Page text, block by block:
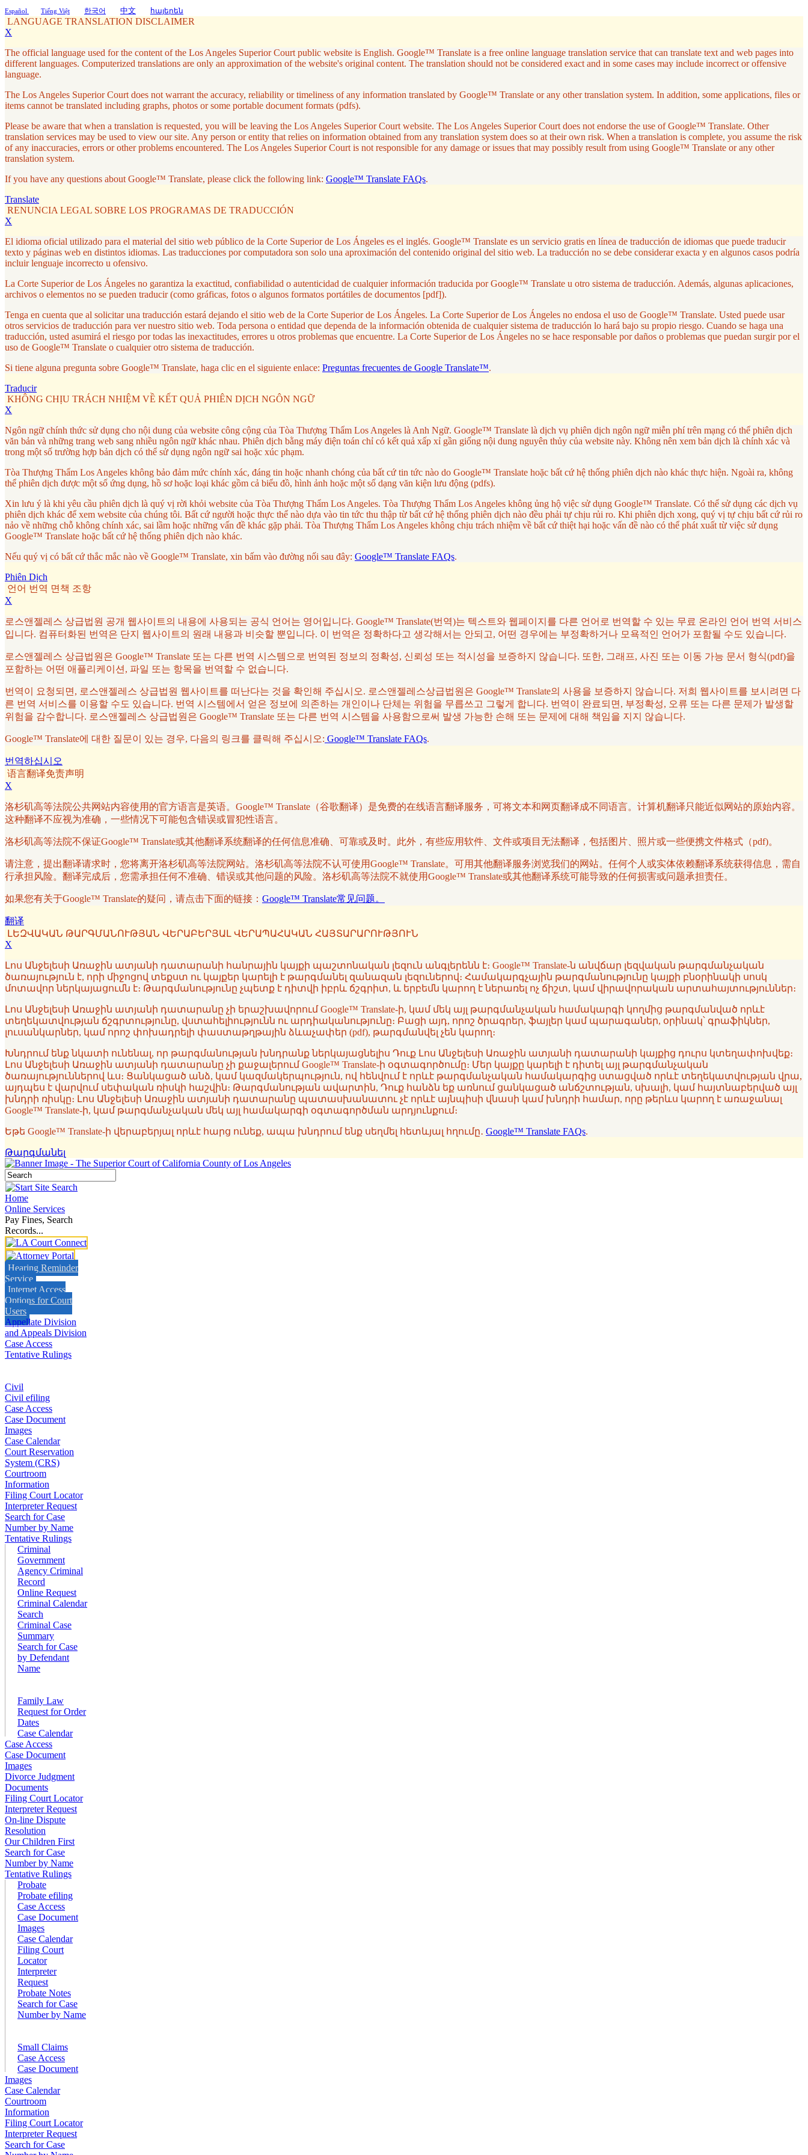
Español Tiếng Việt 한국어 中文 հայերեն
LANGUAGE TRANSLATION DISCLAIMER
X
The official language used for the content of the Los Angeles Superior Court public website is English. Google™ Translate is a free online language translation service that can translate text and web pages into
different languages. Computerized translations are only an approximation of the website's original content. The translation should not be considered exact and in some cases may include incorrect or offensive
language.
The Los Angeles Superior Court does not warrant the accuracy, reliability or timeliness of any information translated by Google™ Translate or any other translation system. In addition, some applications, files or
items cannot be translated including graphs, photos or some portable document formats (pdfs).
Please be aware that when a translation is requested, you will be leaving the Los Angeles Superior Court website. The Los Angeles Superior Court does not endorse the use of Google™ Translate. Other
translation services may be used to view our site. Any person or entity that relies on information obtained from any translation system does so at their own risk. When a translation is complete, you assume the risk
of any inaccuracies, errors or other problems encountered. The Los Angeles Superior Court is not responsible for any damage or issues that may possibly result from using Google™ Translate or any other
translation system.
If you have any questions about Google™ Translate, please click the following link: Google™ Translate FAQs.
Translate
RENUNCIA LEGAL SOBRE LOS PROGRAMAS DE TRADUCCIÓN
X
El idioma oficial utilizado para el material del sitio web público de la Corte Superior de Los Ángeles es el inglés. Google™ Translate es un servicio gratis en línea de traducción de idiomas que puede traducir
texto y páginas web en distintos idiomas. Las traducciones por computadora son solo una aproximación del contenido original del sitio web. La traducción no se debe considerar exacta y en algunos casos podría
incluir lenguaje incorrecto u ofensivo.
La Corte Superior de Los Ángeles no garantiza la exactitud, confiabilidad o autenticidad de cualquier información traducida por Google™ Translate u otro sistema de traducción. Además, algunas aplicaciones,
archivos o elementos no se pueden traducir (como gráficas, fotos o algunos formatos portátiles de documentos [pdf]).
Tenga en cuenta que al solicitar una traducción estará dejando el sitio web de la Corte Superior de Los Ángeles. La Corte Superior de Los Ángeles no endosa el uso de Google™ Translate. Usted puede usar
otros servicios de traducción para ver nuestro sitio web. Toda persona o entidad que dependa de la información obtenida de cualquier sistema de traducción lo hará bajo su propio riesgo. Cuando se haga una
traducción, usted asumirá el riesgo por todas las inexactitudes, errores u otros problemas que encuentre. La Corte Superior de Los Ángeles no se hace responsable por daños o problemas que puedan surgir por el
uso de Google™ Translate o cualquier otro sistema de traducción.
Si tiene alguna pregunta sobre Google™ Translate, haga clic en el siguiente enlace: Preguntas frecuentes de Google Translate™.
Traducir
KHÔNG CHỊU TRÁCH NHIỆM VỀ KẾT QUẢ PHIÊN DỊCH NGÔN NGỮ
X
Ngôn ngữ chính thức sử dụng cho nội dung của website công cộng của Tòa Thượng Thẩm Los Angeles là Anh Ngữ. Google™ Translate là dịch vụ phiên dịch ngôn ngữ miễn phí trên mạng có thể phiên dịch
văn bản và những trang web sang nhiều ngôn ngữ khác nhau. Phiên dịch bằng máy điện toán chỉ có kết quả xấp xỉ gần giống nội dung nguyên thủy của website này. Không nên xem bản dịch là chính xác và
trong một số trường hợp bản dịch có thể sử dụng ngôn ngữ sai hoặc xúc phạm.
Tòa Thượng Thẩm Los Angeles không bảo đảm mức chính xác, đáng tin hoặc nhanh chóng của bất cứ tin tức nào do Google™ Translate hoặc bất cứ hệ thống phiên dịch nào khác thực hiện. Ngoài ra, không
thể phiên dịch được một số ứng dụng, hồ sơ hoặc loại khác gồm cả biểu đồ, hình ảnh hoặc một số dạng văn kiện lưu động (pdfs).
Xin lưu ý là khi yêu cầu phiên dịch là quý vị rời khỏi website của Tòa Thượng Thẩm Los Angeles. Tòa Thượng Thẩm Los Angeles không ủng hộ việc sử dụng Google™ Translate. Có thể sử dụng các dịch vụ
phiên dịch khác để xem website của chúng tôi. Bất cứ người hoặc thực thể nào dựa vào tin tức thu thập từ bất cứ hệ thống phiên dịch nào đều phải tự chịu rủi ro. Khi phiên dịch xong, quý vị tự chịu bất cứ rủi ro
nảo về những chỗ không chính xác, sai lầm hoặc những vấn đề khác gặp phải. Tòa Thượng Thẩm Los Angeles không chịu trách nhiệm về bất cứ thiệt hại hoặc vấn đề nào có thể phát xuất từ việc sử dụng
Google™ Translate hoặc bất cứ hệ thống phiên dịch nào khác.
Nếu quý vị có bất cứ thắc mắc nào về Google™ Translate, xin bấm vào đường nối sau đây: Google™ Translate FAQs.
Phiên Dịch
언어 번역 면책 조항
X
로스앤젤레스 상급법원 공개 웹사이트의 내용에 사용되는 공식 언어는 영어입니다. Google™ Translate(번역)는 텍스트와 웹페이지를 다른 언어로 번역할 수 있는 무료 온라인 언어 번역 서비스
입니다. 컴퓨터화된 번역은 단지 웹사이트의 원래 내용과 비슷할 뿐입니다. 이 번역은 정확하다고 생각해서는 안되고, 어떤 경우에는 부정확하거나 모욕적인 언어가 포함될 수도 있습니다.
로스앤젤레스 상급법원은 Google™ Translate 또는 다른 번역 시스템으로 번역된 정보의 정확성, 신뢰성 또는 적시성을 보증하지 않습니다. 또한, 그래프, 사진 또는 이동 가능 문서 형식(pdf)을
포함하는 어떤 애플리케이션, 파일 또는 항목을 번역할 수 없습니다.
번역이 요청되면, 로스앤젤레스 상급법원 웹사이트를 떠난다는 것을 확인해 주십시오. 로스앤젤레스상급법원은 Google™ Translate의 사용을 보증하지 않습니다. 저희 웹사이트를 보시려면 다
른 번역 서비스를 이용할 수도 있습니다. 번역 시스템에서 얻은 정보에 의존하는 개인이나 단체는 위험을 무릅쓰고 그렇게 합니다. 번역이 완료되면, 부정확성, 오류 또는 다른 문제가 발생할
위험을 감수합니다. 로스앤젤레스 상급법원은 Google™ Translate 또는 다른 번역 시스템을 사용함으로써 발생 가능한 손해 또는 문제에 대해 책임을 지지 않습니다.
Google™ Translate에 대한 질문이 있는 경우, 다음의 링크를 클릭해 주십시오: Google™ Translate FAQs.
번역하십시오
语言翻译免责声明
X
洛杉矶高等法院公共网站内容使用的官方语言是英语。Google™ Translate（谷歌翻译）是免费的在线语言翻译服务，可将文本和网页翻译成不同语言。计算机翻译只能近似网站的原始内容。
这种翻译不应视为准确，一些情况下可能包含错误或冒犯性语言。
洛杉矶高等法院不保证Google™ Translate或其他翻译系统翻译的任何信息准确、可靠或及时。此外，有些应用软件、文件或项目无法翻译，包括图片、照片或一些便携文件格式（pdf)。
请注意，提出翻译请求时，您将离开洛杉矶高等法院网站。洛杉矶高等法院不认可使用Google™ Translate。可用其他翻译服务浏览我们的网站。任何个人或实体依赖翻译系统获得信息，需自
行承担风险。翻译完成后，您需承担任何不准确、错误或其他问题的风险。洛杉矶高等法院不就使用Google™ Translate或其他翻译系统可能导致的任何损害或问题承担责任。
如果您有关于Google™ Translate的疑问，请点击下面的链接： Google™ Translate常见问题。
翻译
ԼԵԶՎԱԿԱՆ ԹԱՐԳՄԱՆՈՒԹՅԱՆ ՎԵՐԱԲԵՐՅԱԼ ՎԵՐԱՊԱՀԱԿԱՆ ՀԱՅՏԱՐԱՐՈՒԹՅՈՒՆ
X
Լոս Անջելեսի Առաջին ատյանի դատարանի հանրային կայքի պաշտոնական լեզուն անգլերենն է։ Google™ Translate-ն անվճար լեզվական թարգմանչական
ծառայություն է, որի միջոցով տեքստ ու կայքեր կարելի է թարգմանել զանազան լեզուներով։ Համակարգչային թարգմանությունը կայքի բնօրինակի սոսկ
մոտավոր ներկայացումն է։ Թարգմանությունը չպետք է դիտվի իբրև ճշգրիտ, և երբեմն կարող է ներառել ոչ ճիշտ, կամ վիրավորական արտահայտություններ։
Լոս Անջելեսի Առաջին ատյանի դատարանը չի երաշխավորում Google™ Translate-ի, կամ մեկ այլ թարգմանչական համակարգի կողմից թարգմանված որևէ
տեղեկատվության ճշգրտությունը, վստահելիությունն ու արդիականությունը։ Բացի այդ, որոշ ծրագրեր, ֆայլեր կամ պարագաներ, օրինակ՝ գրաֆիկներ,
լուսանկարներ, կամ որոշ փոխադրելի փաստաթղթային ձևաչափեր (pdf), թարգմանվել չեն կարող։
Խնդրում ենք նկատի ունենալ, որ թարգմանության խնդրանք ներկայացնելիս Դուք Լոս Անջելեսի Առաջին ատյանի դատարանի կայքից դուրս կտեղափոխվեք։
Լոս Անջելեսի Առաջին ատյանի դատարանը չի քաջալերում Google™ Translate-ի օգտագործումը։ Մեր կայքը կարելի է դիտել այլ թարգմանչական
ծառայություններով ևս։ Ցանկացած անձ, կամ կազմակերպություն, ով հենվում է որևէ թարգմանչական համակարգից ստացված որևէ տեղեկատվության վրա,
այդպես է վարվում սեփական ռիսկի հաշվին։ Թարգմանության ավարտին, Դուք հանձն եք առնում ցանկացած անճշտության, սխալի, կամ հայտնաբերված այլ
խնդրի ռիսկը։ Լոս Անջելեսի Առաջին ատյանի դատարանը պատասխանատու չէ որևէ այնպիսի վնասի կամ խնդրի համար, որը թերևս կարող է առաջանալ
Google™ Translate-ի, կամ թարգմանչական մեկ այլ համակարգի օգտագործման արդյունքում։
Եթե Google™ Translate-ի վերաբերյալ որևէ հարց ունեք, ապա խնդրում ենք սեղմել հետևյալ հղումը․ Google™ Translate FAQs.
Թարգմանել
Home
Online Services
Pay Fines, Search
Records...
Hearing Reminder
Service
Internet Access
Options for Court
Users
Appellate Division
and Appeals Division
Case Access
Tentative Rulings
Civil
Civil efiling
Case Access
Case Document
Images
Case Calendar
Court Reservation
System (CRS)
Courtroom
Information
Filing Court Locator
Interpreter Request
Search for Case
Number by Name
Tentative Rulings
Criminal
Government
Agency Criminal
Record
Online Request
Criminal Calendar
Search
Criminal Case
Summary
Search for Case
by Defendant
Name
Family Law
Request for Order
Dates
Case Calendar
Case Access
Case Document
Images
Divorce Judgment
Documents
Filing Court Locator
Interpreter Request
On-line Dispute
Resolution
Our Children First
Search for Case
Number by Name
Tentative Rulings
Probate
Probate efiling
Case Access
Case Document
Images
Case Calendar
Filing Court
Locator
Interpreter
Request
Probate Notes
Search for Case
Number by Name
Small Claims
Case Access
Case Document
Images
Case Calendar
Courtroom
Information
Filing Court Locator
Interpreter Request
Search for Case